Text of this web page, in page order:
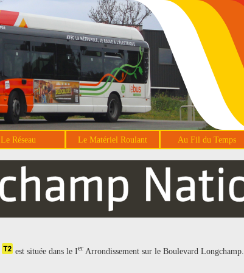
Le Réseau Le Matériel Roulant Au Fil du Temps
est située dans le Ier Arrondissement sur le Boulevard Longchamp.